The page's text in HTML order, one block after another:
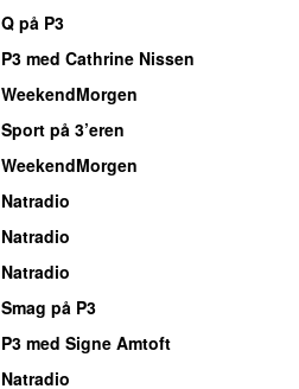
Q på P3
P3 med Cathrine Nissen
WeekendMorgen
Sport på 3’eren
WeekendMorgen
Natradio
Natradio
Natradio
Smag på P3
P3 med Signe Amtoft
Natradio